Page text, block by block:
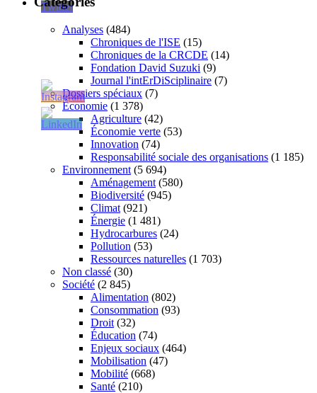
Analyses (484)
Chroniques de l'ISE (15)
Chroniques de la CRCDE (14)
Fondation David Suzuki (9)
Journal l'intErDiSciplinaire (7)
Dossiers spéciaux (7)
Économie (1 378)
Agriculture (42)
Économie verte (53)
Innovation (74)
Responsabilité sociale des organisations (1 185)
Environnement (5 694)
Aménagement (580)
Biodiversité (945)
Climat (921)
Énergie (1 481)
Hydrocarbures (24)
Pollution (53)
Ressources naturelles (1 703)
Non classé (30)
Société (2 845)
Alimentation (802)
Consommation (93)
Droit (32)
Éducation (74)
Enjeux sociaux (464)
Mobilisation (47)
Mobilité (668)
Santé (210)